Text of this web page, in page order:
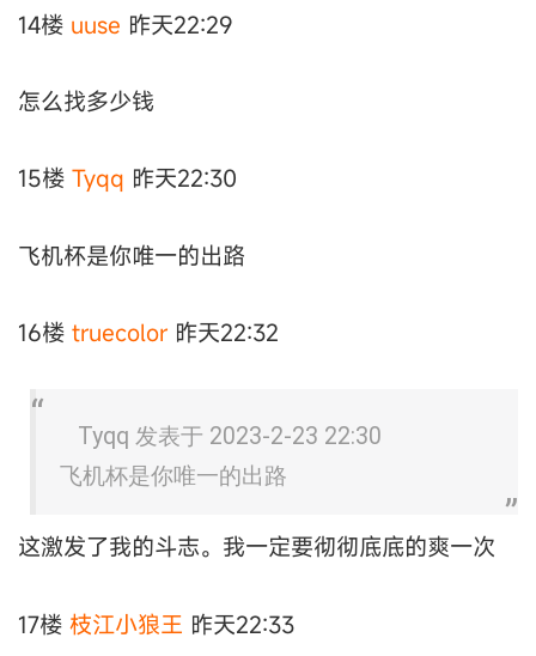
14楼 uuse 昨天22:29
怎么找多少钱
15楼 Tyqq 昨天22:30
飞机杯是你唯一的出路
16楼 truecolor 昨天22:32
Tyqq 发表于 2023-2-23 22:30
飞机杯是你唯一的出路
这激发了我的斗志。我一定要彻彻底底的爽一次
17楼 枝江小狼王 昨天22:33